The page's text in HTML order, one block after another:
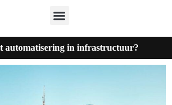
automatisering in infrastructuur?